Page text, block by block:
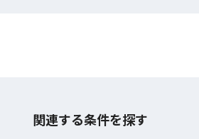
関連する条件を探す